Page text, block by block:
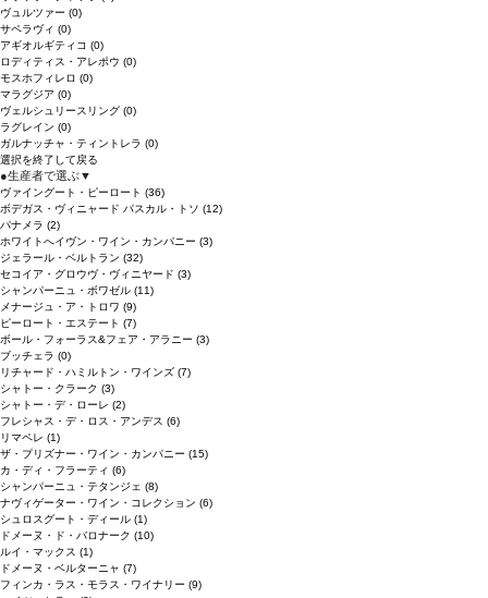
ヴュルツァー (0)
サペラヴィ (0)
アギオルギティコ (0)
ロディティス・アレポウ (0)
モスホフィレロ (0)
マラグジア (0)
ヴェルシュリースリング (0)
ラグレイン (0)
ガルナッチャ・ティントレラ (0)
選択を終了して戻る
●生産者で選ぶ▼
ヴァイングート・ピーロート (36)
ボデガス・ヴィニャード パスカル・トソ (12)
パナメラ (2)
ホワイトへイヴン・ワイン・カンパニー (3)
ジェラール・ベルトラン (32)
セコイア・グロウヴ・ヴィニヤード (3)
シャンパーニュ・ボワゼル (11)
メナージュ・ア・トロワ (9)
ピーロート・エステート (7)
ボール・フォーラス&フェア・アラニー (3)
ブッチェラ (0)
リチャード・ハミルトン・ワインズ (7)
シャトー・クラーク (3)
シャトー・デ・ローレ (2)
フレシャス・デ・ロス・アンデス (6)
リマペレ (1)
ザ・プリズナー・ワイン・カンパニー (15)
カ・ディ・フラーティ (6)
シャンパーニュ・テタンジェ (8)
ナヴィゲーター・ワイン・コレクション (6)
シュロスグート・ディール (1)
ドメーヌ・ド・バロナーク (10)
ルイ・マックス (1)
ドメーヌ・ベルターニャ (7)
フィンカ・ラス・モラス・ワイナリー (9)